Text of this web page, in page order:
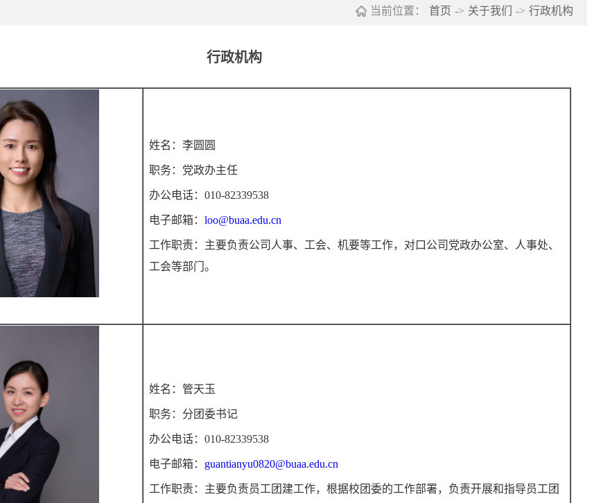
当前位置： 首页 -> 关于我们 -> 行政机构
行政机构
姓名：李圆圆
职务：党政办主任
办公电话：010-82339538
电子邮箱： loo@buaa.edu.cn
工作职责：主要负责公司人事、工会、机要等工作，对口公司党政办公室、人事处、
工会等部门。
姓名：管天玉
职务：分团委书记
办公电话：010-82339538
电子邮箱： guantianyu0820@buaa.edu.cn
工作职责：主要负责员工团建工作，根据校团委的工作部署，负责开展和指导员工团